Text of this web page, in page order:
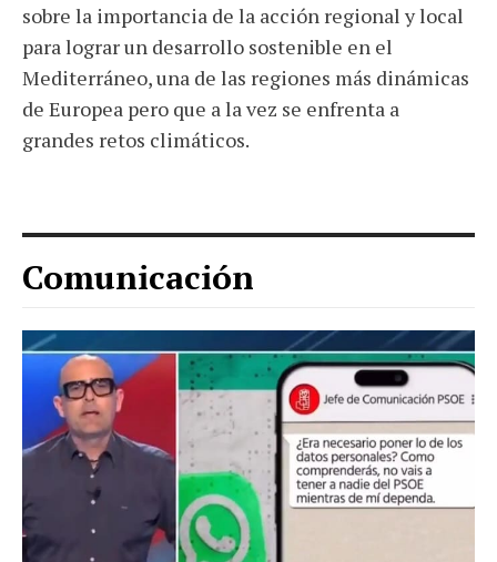
sobre la importancia de la acción regional y local
para lograr un desarrollo sostenible en el
Mediterráneo, una de las regiones más dinámicas
de Europea pero que a la vez se enfrenta a
grandes retos climáticos.
Comunicación